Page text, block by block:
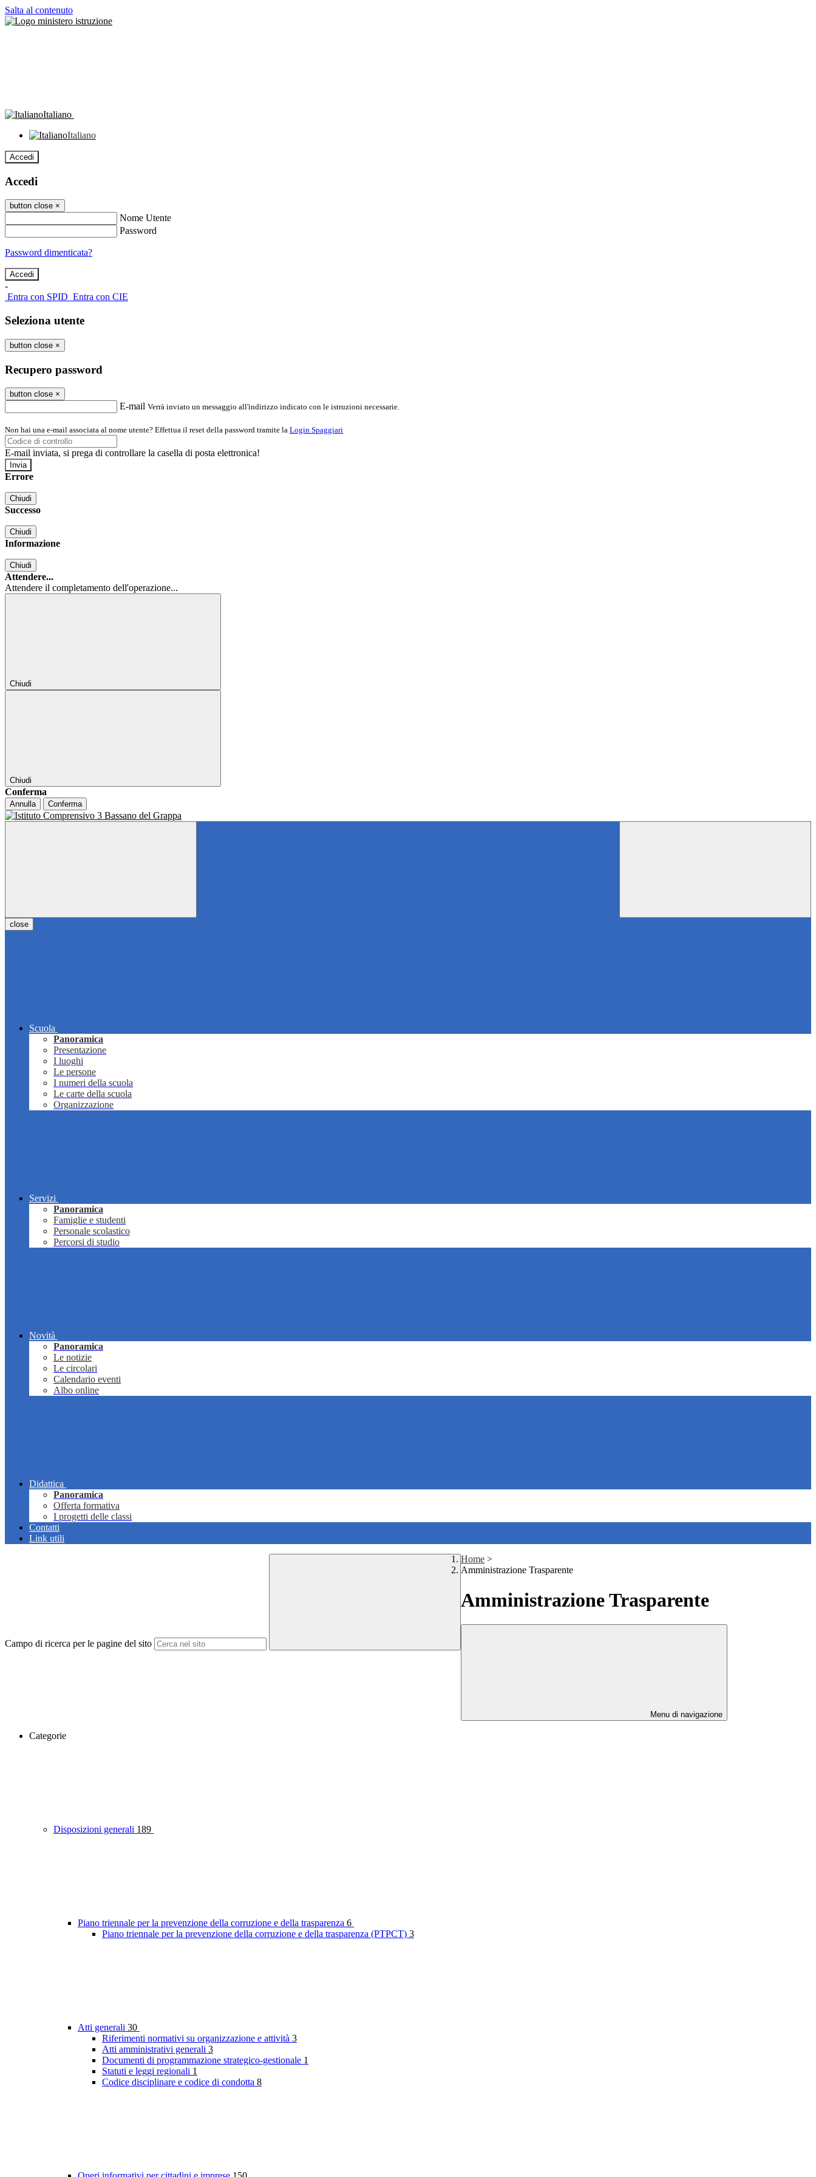
Salta al contenuto
Italiano
Italiano
Accedi
Accedi
button close ×
Nome Utente
Password
Password dimenticata?
-
Entra con SPID Entra con CIE
Seleziona utente
button close ×
Recupero password
button close ×
E-mail Verrà inviato un messaggio all'indirizzo indicato con le istruzioni necessarie.
Non hai una e-mail associata al nome utente? Effettua il reset della password tramite la Login Spaggiari
E-mail inviata, si prega di controllare la casella di posta elettronica!
Errore
Chiudi
Successo
Chiudi
Informazione
Chiudi
Attendere...
Attendere il completamento dell'operazione...
Chiudi
Chiudi
Conferma
Annulla Conferma
close
Scuola
Panoramica
Presentazione
I luoghi
Le persone
I numeri della scuola
Le carte della scuola
Organizzazione
Servizi
Panoramica
Famiglie e studenti
Personale scolastico
Percorsi di studio
Novità
Panoramica
Le notizie
Le circolari
Calendario eventi
Albo online
Didattica
Panoramica
Offerta formativa
I progetti delle classi
Contatti
Link utili
Campo di ricerca per le pagine del sito
Home >
Amministrazione Trasparente
Amministrazione Trasparente
Menu di navigazione
Categorie
Disposizioni generali 189
Piano triennale per la prevenzione della corruzione e della trasparenza 6
Piano triennale per la prevenzione della corruzione e della trasparenza (PTPCT) 3
Atti generali 30
Riferimenti normativi su organizzazione e attività 3
Atti amministrativi generali 3
Documenti di programmazione strategico-gestionale 1
Statuti e leggi regionali 1
Codice disciplinare e codice di condotta 8